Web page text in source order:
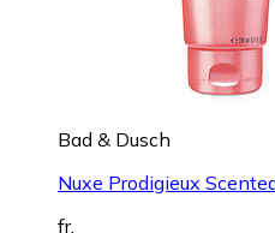
Bad & Dusch
Nuxe Prodigieux
fr.